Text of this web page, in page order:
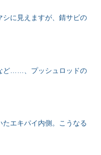
に見えますが、錆サビの
ど……、プッシュロッドの
エキパイ内側。こうなる